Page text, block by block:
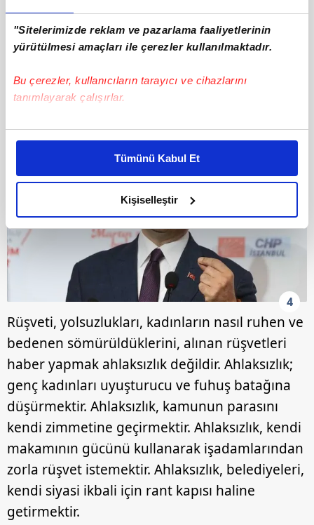
"Sitelerimizde reklam ve pazarlama faaliyetlerinin
yürütülmesi amaçları ile çerezler kullanılmaktadır.
Bu çerezler, kullanıcıların tarayıcı ve cihazlarını
tanımlayarak çalışırlar.
Bu çerezlere izin vermeniz halinde sizlere özel
daha iyi reklam deneyimi yaşatabiliriz. Bunu yaparken
amacımızın size daha iyi bir reklam deneyimi sunmak
olduğunu ve sizlere en iyi içerikleri sunabilmek adına
elimizden gelen çabayı gösterdiğimizi ve bu noktada,
reklamların maliyetlerimizi karşılamak noktasında tek gelir
kalemimiz olduğunu sizlere hatırlatmak isteriz.
Her halükârda, kullanıcılar, bu çerezlere izin vermedikleri
takdirde, kullanıcılara hedefli reklamlar
gösterilmeyecektir."
Sizlere daha iyi bir hizmet sunabilmek için İnternet
Sitemizde kendimize ve üçüncü kişilere ait çerezler
kullanılmaktadır. Bu çerezler vasıtasıyla çeşitli kişisel
verileriniz işlenmekte olup gerekli olan çerezler bilgi
toplumu hizmetlerinin sunulması amacıyla
kullanılmaktadır. Diğer çerezler, sitemizin daha işlevsel
kılınması ve kişiselleştirilmesi ve sizlere yönelik
reklam/pazarlama faaliyetlerinin yapılması, amaçlarıyla
sınırlı olarak açık rızanız dahilinde kullanılacaktır.
Çerezlere ilişkin tercihlerinizi aşağıda yer alan panel
Tümünü Kabul Et
Kişiselleştir
4
Rüşveti, yolsuzlukları, kadınların nasıl ruhen ve
bedenen sömürüldüklerini, alınan rüşvetleri
haber yapmak ahlaksızlık değildir. Ahlaksızlık;
genç kadınları uyuşturucu ve fuhuş batağına
düşürmektir. Ahlaksızlık, kamunun parasını
kendi zimmetine geçirmektir. Ahlaksızlık, kendi
makamının gücünü kullanarak işadamlarından
zorla rüşvet istemektir. Ahlaksızlık, belediyeleri,
kendi siyasi ikbali için rant kapısı haline
getirmektir.